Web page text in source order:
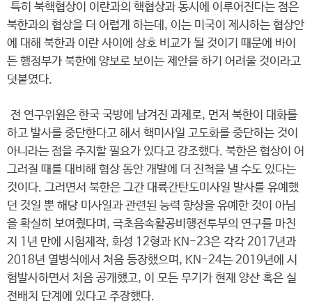
특히 북핵협상이 이란과의 핵협상과 동시에 이루어진다는 점은
북한과의 협상을 더 어렵게 하는데, 이는 미국이 제시하는 협상안
에 대해 북한과 이란 사이에 상호 비교가 될 것이기 때문에 바이
든 행정부가 북한에 양보로 보이는 제안을 하기 어려울 것이라고
덧붙였다.
전 연구위원은 한국 국방에 남겨진 과제로, 먼저 북한이 대화를
하고 발사를 중단한다고 해서 핵미사일 고도화를 중단하는 것이
아니라는 점을 주지할 필요가 있다고 강조했다. 북한은 협상이 어
그러질 때를 대비해 협상 동안 개발에 더 진척을 낼 수도 있다는
것이다. 그러면서 북한은 그간 대륙간탄도미사일 발사를 유예했
던 것일 뿐 해당 미사일과 관련된 능력 향상을 유예한 것이 아님
을 확실히 보여줬다며, 극초음속활공비행전투부의 연구를 마친
지 1년 만에 시험제작, 화성 12형과 KN-23은 각각 2017년과
2018년 열병식에서 처음 등장했으며, KN-24는 2019년에 시
험발사하면서 처음 공개했고, 이 모든 무기가 현재 양산 혹은 실
전배치 단계에 있다고 주장했다.